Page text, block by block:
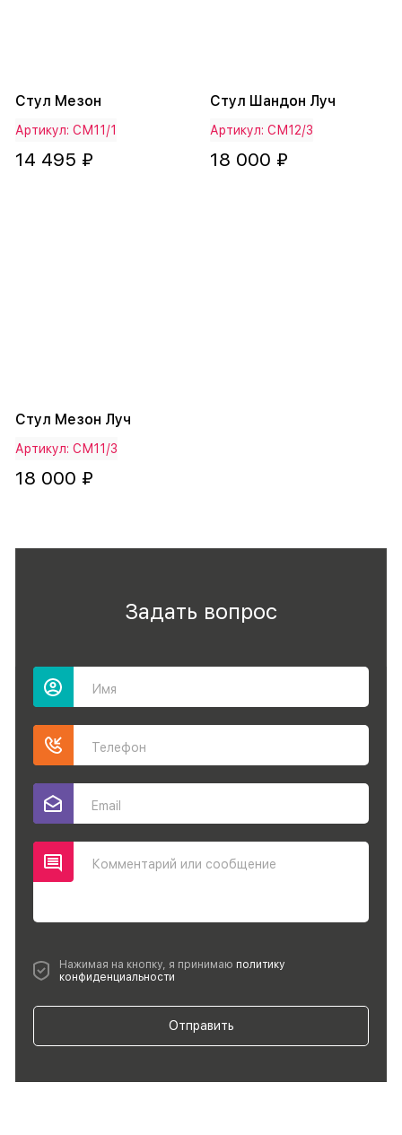
Стул Мезон
Артикул: СМ11/1
14 495 ₽
Стул Шандон Луч
Артикул: СМ12/3
18 000 ₽
Стул Мезон Луч
Артикул: СМ11/3
18 000 ₽
Задать вопрос
Имя
Телефон
Email
Комментарий или сообщение
Нажимая на кнопку, я принимаю политику
конфиденциальности
Отправить